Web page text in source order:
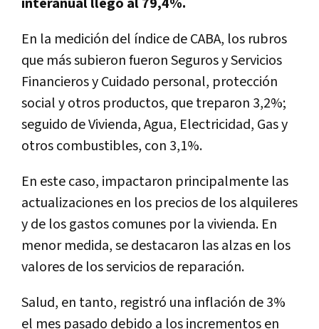
En la medición del índice de CABA, los rubros
que más subieron fueron Seguros y Servicios
Financieros y Cuidado personal, protección
social y otros productos, que treparon 3,2%;
seguido de Vivienda, Agua, Electricidad, Gas y
otros combustibles, con 3,1%.
En este caso, impactaron principalmente las
actualizaciones en los precios de los alquileres
y de los gastos comunes por la vivienda. En
menor medida, se destacaron las alzas en los
valores de los servicios de reparación.
Salud, en tanto, registró una inflación de 3%
el mes pasado debido a los incrementos en